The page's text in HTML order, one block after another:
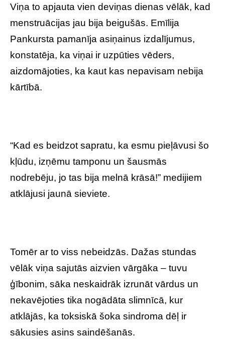
Viņa to apjauta vien deviņas dienas vēlāk, kad
menstruācijas jau bija beigušās. Emīlija
Pankursta pamanīja asiņainus izdalījumus,
konstatēja, ka viņai ir uzpūties vēders,
aizdomājoties, ka kaut kas nepavisam nebija
kārtībā.
“Kad es beidzot sapratu, ka esmu pieļāvusi šo
kļūdu, izņēmu tamponu un šausmās
nodrebēju, jo tas bija melnā krāsā!” medijiem
atklājusi jaunā sieviete.
Tomēr ar to viss nebeidzās. Dažas stundas
vēlāk viņa sajutās aizvien vārgāka – tuvu
ģībonim, sāka neskaidrāk izrunāt vārdus un
nekavējoties tika nogādāta slimnīcā, kur
atklājās, ka toksiskā šoka sindroma dēļ ir
sākusies asins saindēšanās.